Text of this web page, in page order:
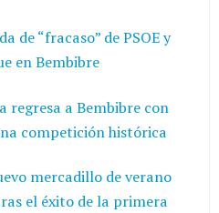
de “fracaso” de PSOE y
en Bembibre
regresa a Bembibre con
competición histórica
mercadillo de verano
el éxito de la primera